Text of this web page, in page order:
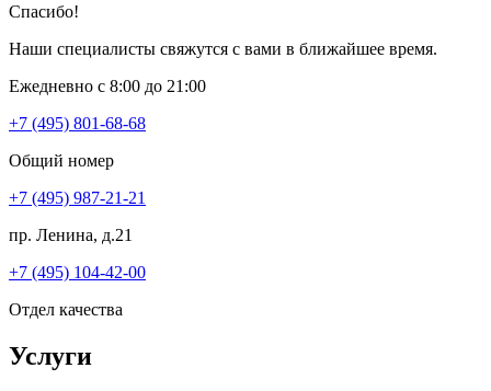
Спасибо!
Наши специалисты свяжутся с вами в ближайшее время.
Ежедневно с 8:00 до 21:00
+7 (495) 801-68-68
Общий номер
+7 (495) 987-21-21
пр. Ленина, д.21
+7 (495) 104-42-00
Отдел качества
Услуги